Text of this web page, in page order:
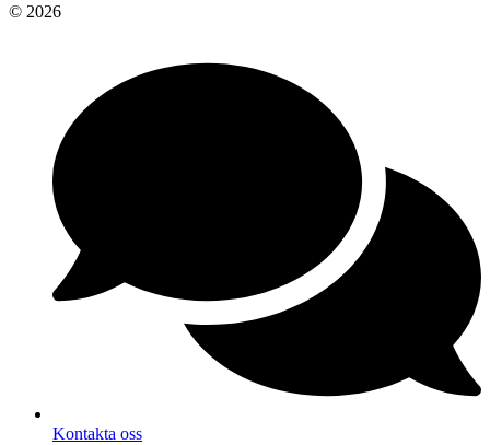
© 2026
Kontakta oss